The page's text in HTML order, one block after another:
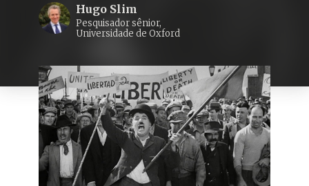
Hugo Slim
Pesquisador sênior,
Universidade de Oxford